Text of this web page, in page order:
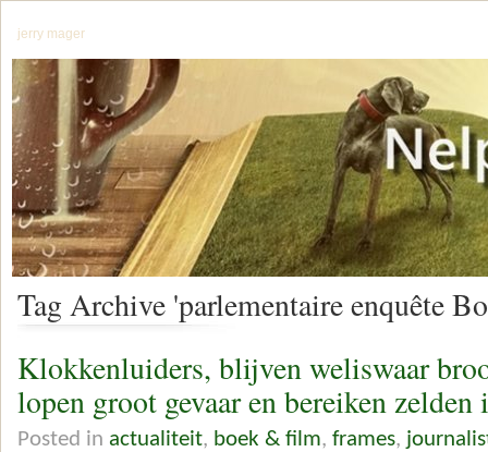
jerry mager
Tag Archive 'parlementaire enquête
Klokkenluiders, blijven weliswaar
lopen groot gevaar en bereiken zelden
Posted in actualiteit, boek & film, frames,